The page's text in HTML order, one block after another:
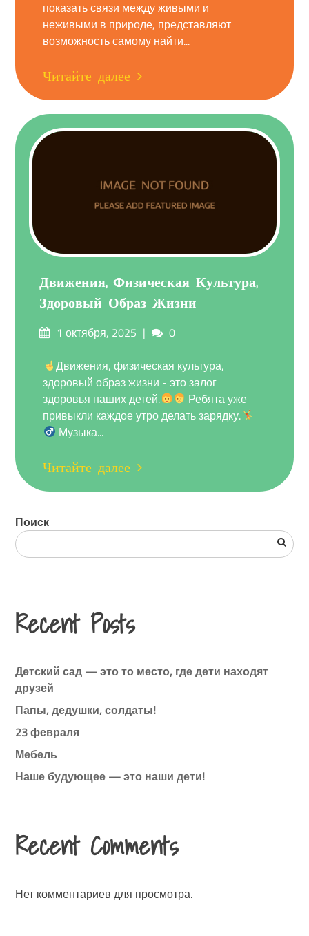
показать связи между живыми и
неживыми в природе, представляют
возможность самому найти...
Читайте далее
Движения, Физическая Культура,
Здоровый Образ Жизни
Опубликовано
1 октября, 2025 Комментарии
0
Движения, физическая культура,
здоровый образ жизни - это залог
здоровья наших детей.
Ребята уже
привыкли каждое утро делать зарядку.
Музыка...
Читайте далее
Поиск
Recent Posts
Детский сад — это то место, где дети находят
друзей
Папы, дедушки, солдаты!
23 февраля
Мебель
Наше будующее — это наши дети!
Recent Comments
Нет комментариев для просмотра.